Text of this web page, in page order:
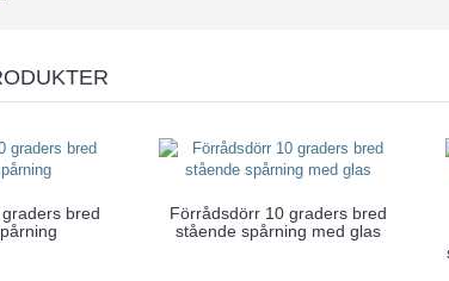
bred
Förrådsdörr 10 graders bred
stående spårning med glas